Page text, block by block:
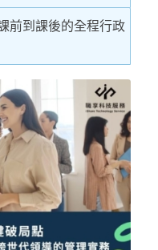
前到課後的全程行政